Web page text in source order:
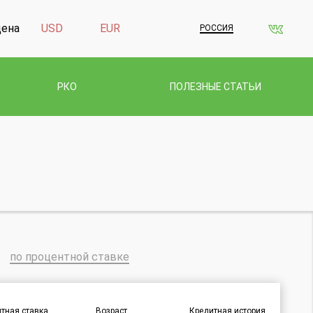
USD EUR РОССИЯ
РКО ПОЛЕЗНЫЕ СТАТЬИ
по процентной ставке
ставка Возраст Кредитная история